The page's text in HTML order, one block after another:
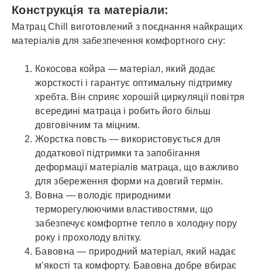
Конструкція та матеріали:
Матрац Chill виготовлений з поєднання найкращих
матеріалів для забезпечення комфортного сну:
Кокосова койра — матеріал, який додає
жорсткості і гарантує оптимальну підтримку
хребта. Він сприяє хорошій циркуляції повітря
всередині матраца і робить його більш
довговічним та міцним.
Жорстка повсть — використовується для
додаткової підтримки та запобігання
деформації матеріалів матраца, що важливо
для збереження форми на довгий термін.
Вовна — володіє природними
терморегулюючими властивостями, що
забезпечує комфортне тепло в холодну пору
року і прохолоду влітку.
Бавовна — природний матеріал, який надає
м'якості та комфорту. Бавовна добре вбирає